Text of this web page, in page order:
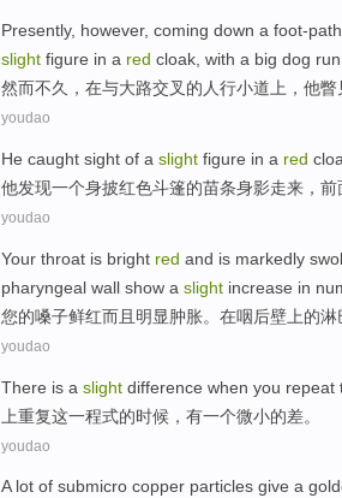
Presently, however, coming down a foot-
slight figure in a red cloak , with a big dog
然而不久 ， 在与大路交叉 的 人行小道上， 他瞥
youdao
He caught sight of a slight figure in a red
他发现一个身披红色斗篷的苗条身影走来， 前
youdao
Your throat is bright red and is markedly
pharyngeal wall show a slight increase in
您的嗓子鲜红而且 明显 肿胀。 在咽后壁上的淋
youdao
There is a slight difference when you repeat
上重复这一程式的时候 ， 有一个微小的差。
youdao
A lot of submicro copper particles give a